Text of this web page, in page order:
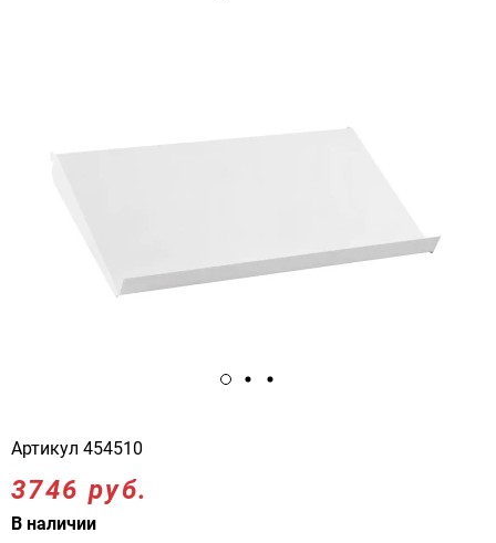
Артикул 454510
3746 руб.
В наличии